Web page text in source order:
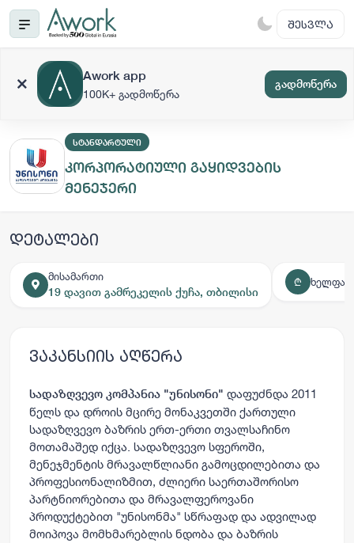
ᲨᲔᲡᲕᲚᲐ
Awork app
100K+ გადმოწერა
გადმოწერა
ᲡᲢᲐᲜᲓᲐᲠᲢᲣᲚᲘ
კორპორატიული გაყიდვების
მენეჯერი
დეტალები
მისამართი
19 დავით გამრეკელის ქუჩა, თბილისი
₾
ვაკანსიის აღწერა
სადაზღვევო კომპანია "უნისონი" დაფუძნდა 2011
წელს და დროის მცირე მონაკვეთში ქართული
სადაზღვევო ბაზრის ერთ-ერთი თვალსაჩინო
მოთამაშედ იქცა. სადაზღვევო სფეროში,
მენეჯმენტის მრავალწლიანი გამოცდილებითა და
პროფესიონალიზმით, ძლიერი საერთაშორისო
პარტნიორებითა და მრავალფეროვანი
პროდუქტებით "უნისონმა" სწრაფად და ადვილად
მოიპოვა მომხმარებლის ნდობა და ბაზრის